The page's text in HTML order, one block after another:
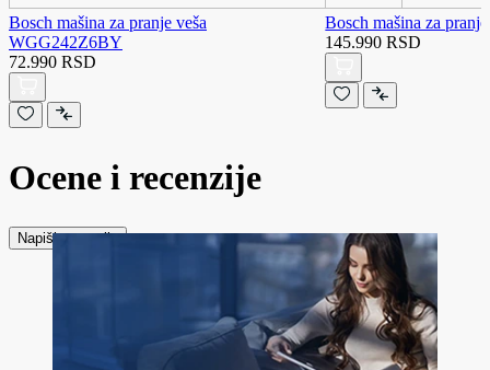
Bosch mašina za pranje veša
WGG242Z6BY
72.990 RSD
Bosch mašina za
145.990 RSD
Ocene i recenzije
Napiši recenziju